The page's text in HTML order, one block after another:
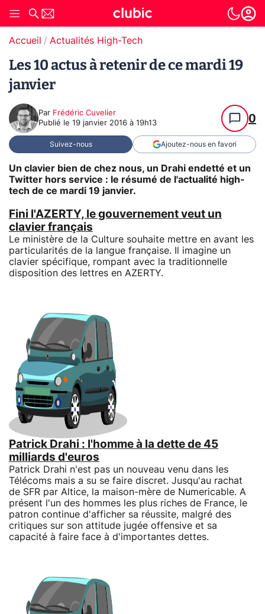
Accueil Actualités High-Tech
Les 10 actus à retenir de ce mardi 19
janvier
Par Frédéric Cuvelier
Publié le 19 janvier 2016 à 19h13 0
Suivez-nous Ajoutez-nous en favori
Un clavier bien de chez nous, un Drahi endetté et un
Twitter hors service : le résumé de l'actualité high-
tech de ce mardi 19 janvier.
Fini l'AZERTY, le gouvernement veut un
clavier français
Le ministère de la Culture souhaite mettre en avant les
particularités de la langue française. Il imagine un
clavier spécifique, rompant avec la traditionnelle
disposition des lettres en AZERTY.
Patrick Drahi : l'homme à la dette de 45
milliards d'euros
Patrick Drahi n'est pas un nouveau venu dans les
Télécoms mais a su se faire discret. Jusqu'au rachat
de SFR par Altice, la maison-mère de Numericable. A
présent l'un des hommes les plus riches de France, le
patron continue d'afficher sa réussite, malgré des
critiques sur son attitude jugée offensive et sa
capacité à faire face à d'importantes dettes.